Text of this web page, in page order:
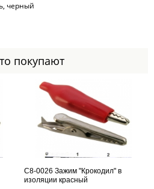
черный
покупают
С8-0026 Зажим "Крокодил" в
изоляции красный